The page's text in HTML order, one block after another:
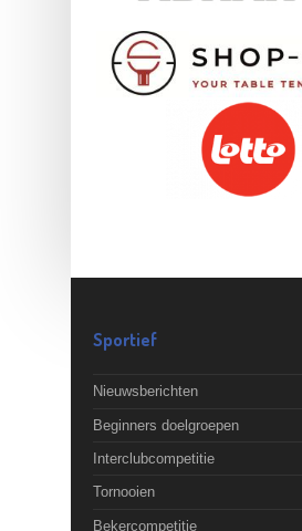
Sportief
Nieuwsberichten
Beginners doelgroepen
Interclubcompetitie
Tornooien
Bekercompetitie